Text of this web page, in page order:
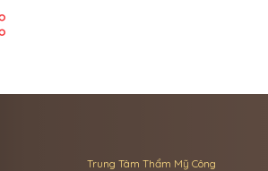
Trung Tâm Thẩm Mỹ Công